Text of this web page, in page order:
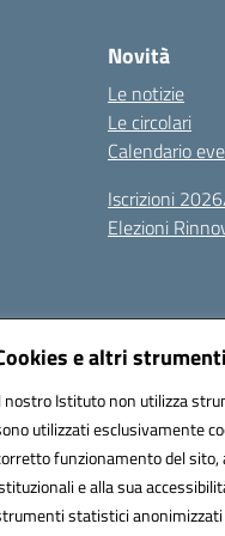
e altri
nostro Istituto non utilizza
utilizzati esclusivamente
funzionamento del sito,
e alla sua
statistici anonimizzati
Novità
Le notizie
Le circolari
Calendario
Iscrizioni
Elezioni